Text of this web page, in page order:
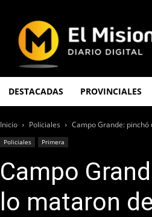
Misionero
DESTACADAS PROVINCIALES
Inicio Policiales Campo Grande:
Policiales Primera
Campo
lo mataron